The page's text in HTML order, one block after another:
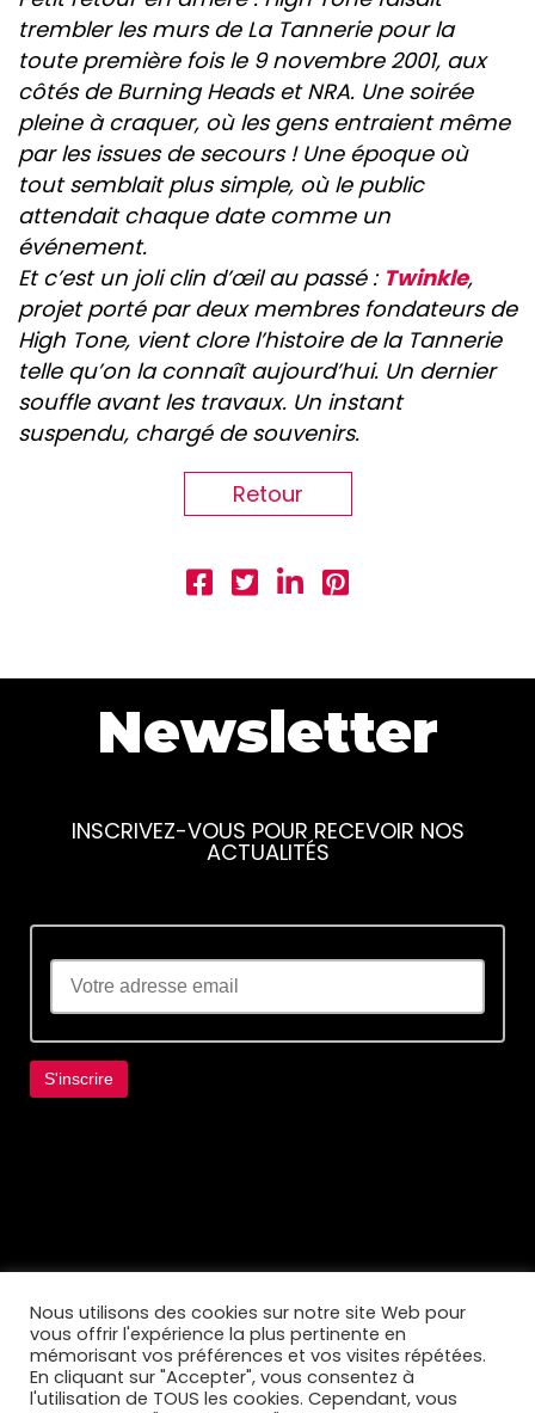
trembler les murs de La Tannerie pour la
toute première fois le 9 novembre 2001, aux
côtés de Burning Heads et NRA. Une soirée
pleine à craquer, où les gens entraient même
par les issues de secours ! Une époque où
tout semblait plus simple, où le public
attendait chaque date comme un
événement.
Et c’est un joli clin d’œil au passé : Twinkle,
projet porté par deux membres fondateurs de
High Tone, vient clore l’histoire de la Tannerie
telle qu’on la connaît aujourd’hui. Un dernier
souffle avant les travaux. Un instant
suspendu, chargé de souvenirs.
Retour
Newsletter
INSCRIVEZ-VOUS POUR RECEVOIR NOS
ACTUALITÉS
Nous utilisons des cookies sur notre site Web pour
vous offrir l'expérience la plus pertinente en
mémorisant vos préférences et vos visites répétées.
En cliquant sur "Accepter", vous consentez à
l'utilisation de TOUS les cookies. Cependant, vous